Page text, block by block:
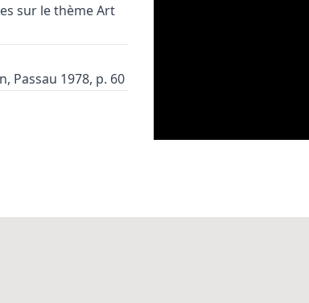
sur le thèmeArt
Passau 1978, p. 60